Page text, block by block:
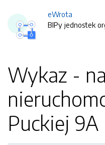
eWrota
BIPy jednostek
Wykaz -
Puckiej 9A